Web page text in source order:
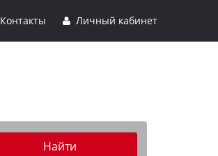
Контакты Личный кабинет
Найти